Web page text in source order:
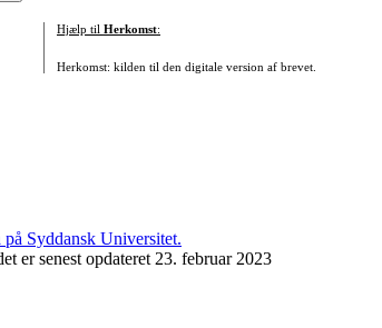
Hjælp til Herkomst:
Herkomst: kilden til den digitale version af brevet.
er senest opdateret 23. februar 2023